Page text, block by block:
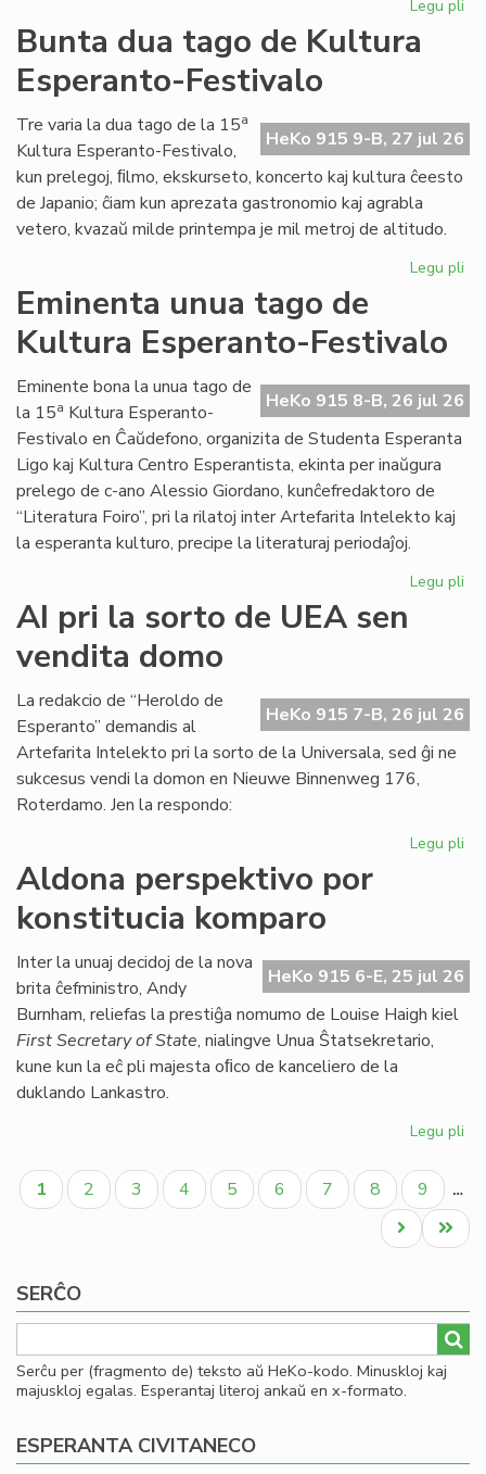
Legu pli
de
Bunta dua tago de Kultura
Esperanto-Festivalo
HeKo 915 9-B, 27 jul 26
Tre varia la dua tago de la 15a
Kultura Esperanto-Festivalo,
kun prelegoj, ﬁlmo, ekskurseto, koncerto kaj kultura ĉeesto
de Japanio; ĉiam kun aprezata gastronomio kaj agrabla
vetero, kvazaŭ milde printempa je mil metroj de altitudo.
Legu pli
Eminenta unua tago de
Kultura Esperanto-Festivalo
HeKo 915 8-B, 26 jul 26
Eminente bona la unua tago de
la 15a Kultura Esperanto-
Festivalo en Ĉaŭdefono, organizita de Studenta Esperanta
Ligo kaj Kultura Centro Esperantista, ekinta per inaŭgura
prelego de c-ano Alessio Giordano, kunĉefredaktoro de
“Literatura Foiro”, pri la rilatoj inter Artefarita Intelekto kaj
la esperanta kulturo, precipe la literaturaj periodaĵoj.
Legu pli
AI pri la sorto de UEA sen
vendita domo
HeKo 915 7-B, 26 jul 26
La redakcio de “Heroldo de
Esperanto” demandis al
Artefarita Intelekto pri la sorto de la Universala, sed ĝi ne
sukcesus vendi la domon en Nieuwe Binnenweg 176,
Roterdamo. Jen la respondo:
Legu pli
de
Aldona perspektivo por
konstitucia komparo
HeKo 915 6-E, 25 jul 26
Inter la unuaj decidoj de la nova
brita ĉefministro, Andy
Burnham, reliefas la prestiĝa nomumo de Louise Haigh kiel
First Secretary of State, nialingve Unua Ŝtatsekretario,
kune kun la eĉ pli majesta oﬁco de kanceliero de la
duklando Lankastro.
Legu pli
Pagination
Aktuala
paĝo
1 Paĝo
2 Paĝo
3 Paĝo
4 Paĝo
5 Paĝo
6 Paĝo
7 Paĝo
8 Paĝo
9 …
Last
page
Next
page
SERĈO
Serĉu per (fragmento de) teksto aŭ HeKo-kodo. Minuskloj kaj
majuskloj egalas. Esperantaj literoj ankaŭ en x-formato.
ESPERANTA CIVITANECO